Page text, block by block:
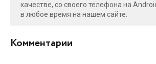
качестве, со своего телефона на
в любое время на нашем сайте.
Комментарии